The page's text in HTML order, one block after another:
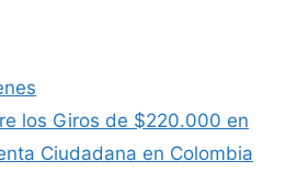
los Giros de $220.000 en
Ciudadana en Colombia